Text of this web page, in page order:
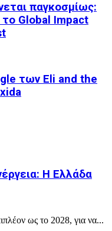
παγκοσμίως:
Global Impact
των Eli and the
Η Ελλάδα
ως το 2028, για να...